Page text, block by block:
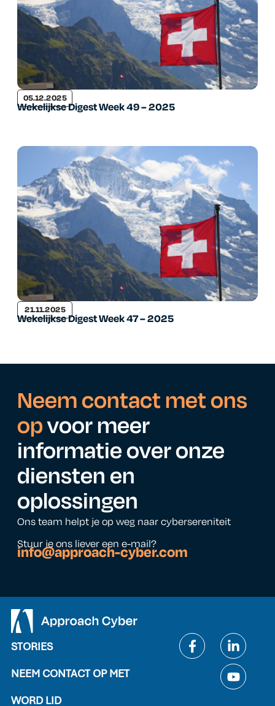
05.12.2025
Wekelijkse Digest Week 49 – 2025
21.11.2025
Wekelijkse Digest Week 47 – 2025
Neem contact met ons
opvoor meer
informatie over onze
diensten en
oplossingen
Ons team helpt je op weg naar cybersereniteit
Stuur je ons liever een e-mail?
info@approach-cyber.com
STORIES
NEEM CONTACT OP MET
WORD LID